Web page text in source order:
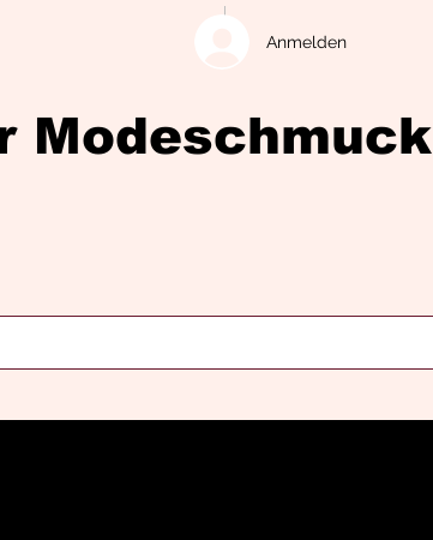
Anmelden
Modeschmuck